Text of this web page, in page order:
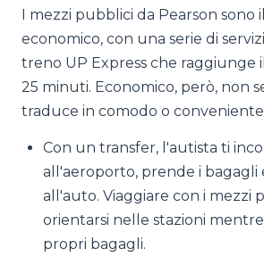
I mezzi pubblici da Pearson sono
economico, con una serie di
treno UP Express che raggiunge
25 minuti. Economico, però, non
traduce in comodo o
Con un transfer, l'autista ti
all'aeroporto, prende i bagagli
all'auto. Viaggiare con i mezzi
orientarsi nelle stazioni mentre
propri bagagli.